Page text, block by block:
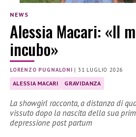
NEWS
Alessia Macari: «Il
incubo»
LORENZO PUGNALONI |31 LUGLIO 2026
ALESSIA MACARI GRAVIDANZA
La showgirl racconta, a distanza di
vissuto dopo la nascita della sua
depressione post partum